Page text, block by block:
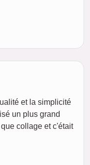
et la simplicité
un plus grand
collage et c'était